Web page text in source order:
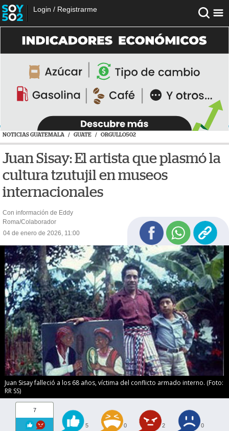
Login / Registrarme
NOTICIAS GUATEMALA / GUATE / ORGULLO502
Juan Sisay: El artista que plasmó la
cultura tzutujil en museos
internacionales
Con información de Eddy
Roma/Colaborador
04 de enero de 2026, 11:00
Juan Sisay falleció a los 68 años, víctima del conflicto armado interno. (Foto:
RR SS)
7
5 0 2 0